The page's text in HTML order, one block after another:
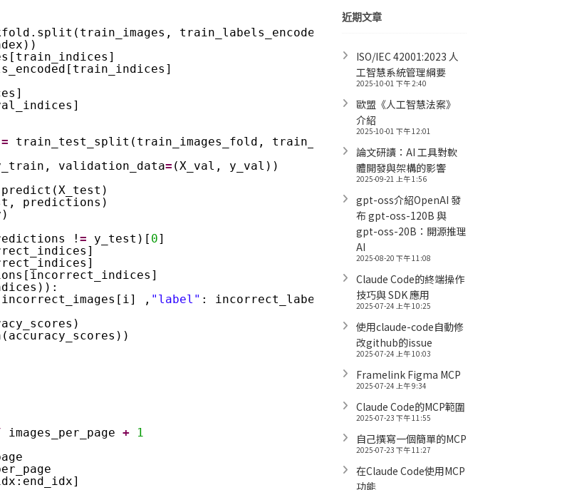
train_labels_encoded):
= train_test_split(train_images_fold, train_labels_fold, test_size
validation_data= (X_val, y_val))
predictions)
!= y_test)[ 0]
, "label" : incorrect_labels[i], "pred":
images_per_page +
1
近期文章
ISO/IEC 42001:2023 人
工智慧系統管理綱要
2025-10-01 下午 2:40
歐盟《人工智慧法案》
介紹
2025-10-01 下午 12:01
論文研讀：AI 工具對軟
體開發與架構的影響
2025-09-21 上午 1:56
gpt-oss介紹OpenAI 發
布 gpt-oss-120B 與
gpt-oss-20B：開源推理
AI
2025-08-20 下午 11:08
Claude Code的終端操作
技巧與 SDK 應用
2025-07-24 上午 10:25
使用claude-code自動修
改github的issue
2025-07-24 上午 10:03
Framelink Figma MCP
2025-07-24 上午 9:34
Claude Code的MCP範圍
2025-07-23 下午 11:55
自己撰寫一個簡單的MCP
2025-07-23 下午 11:27
在Claude Code使用MCP
功能